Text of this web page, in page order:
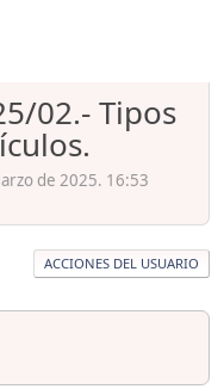
02.- Tipos
de 2025. 16:53
ACCIONES DEL USUARIO